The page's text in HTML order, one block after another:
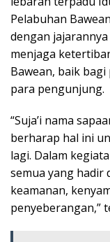
Pelabuhan
dengan
menjaga
Bawean, baik
para pengunjung.
“Suja’i nama
berharap hal ini
lagi. Dalam
semua yang hadir
keamanan,
penyeberangan,”